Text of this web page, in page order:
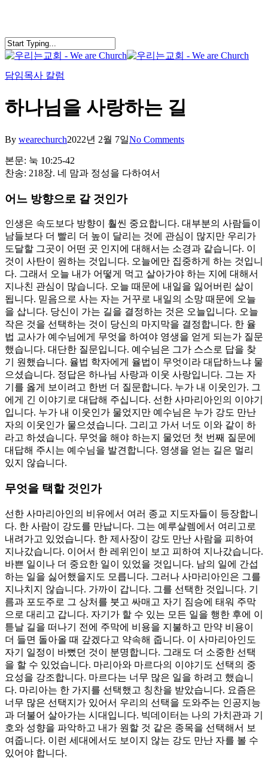
content
담임목사 칼럼
하나님을 사랑하는 길
By wearechurch2022년 2월 7일No Comments
본문: 눅 10:25-42
찬송: 218장. 네 맘과 정성을 다하여서
어느 방향으로 갈 것인가
인생은 속도보다 방향이 훨씬 중요합니다. 대부분의 사람들이
남들보다 더 빨리 더 높이 달리는 것에 관심이 많지만 우리가
도달할 그곳이 어떤 곳 인지에 대해서는 소경과 같습니다. 이
것이 사탄이 원하는 것입니다. 오늘에만 집중하게 하는 것입니
다. 그래서 오늘 내가 어떻게 먹고 살아가야 하는 지에 대해서
지나친 관심이 많습니다. 오늘 때문에 내일을 잃어버린 삶이
됩니다. 믿음으로 사는 자는 거꾸로 내일의 소망 때문에 오늘
을 삽니다. 당신이 가는 길을 결정하는 것은 오늘입니다. 오늘
작은 것을 선택하는 것이 당신의 마지막을 결정합니다. 한 율
법 교사가 예수님에게 무엇을 하여야 영생을 얻게 되는가 질문
했습니다. 대단한 질문입니다. 예수님은 그가 스스로 답을 찾
기 원했습니다. 율법 학자에게 율법이 무엇이라 대답하느냐 물
으셨습니다. 정답은 하나님 사랑과 이웃 사랑입니다. 그는 자
기를 옳게 보이려고 한번 더 질문합니다. 누가 내 이웃인가. 그
에게 긴 이야기로 대답해 주십니다. 선한 사마리아인의 이야기
입니다. 누가 내 이웃인가 물었지만 예수님은 누가 강도 만난
자의 이웃인가 물으셨습니다. 그리고 가서 너도 이와 같이 하
라고 하셨습니다. 무엇을 해야 하는지 물었던 첫 번째 질문에
대답해 주시는 예수님을 발견합니다. 영생을 얻는 길은 멀리
있지 않습니다.
무엇을 택할 것인가
선한 사마리아인의 비유에서 여러 종교 지도자들이 등장합니
다. 한 사람이 강도를 만납니다. 그는 예루살렘에서 여리고로
내려가고 있었습니다. 한 제사장이 강도 만난 사람을 피하여
지나갔습니다. 이어서 한 레위인이 보고 피하여 지나갔습니다.
바쁜 일이나 더 중요한 일이 있었을 것입니다. 남의 일에 간섭
하는 일을 싫어했을지도 모릅니다. 그러나 사마리아인은 그를
지나치지 않습니다. 가까이 갑니다. 그를 선택한 것입니다. 기
름과 포도주로 그 상처를 붓고 싸매고 자기 짐승에 태워 주막
으로 대리고 갑니다. 자기가 할 수 있는 모든 일을 행한 후에 이
튿날 길을 떠나기 전에 주막에 비용을 지불하고 만약 비용이
더 들면 돌아올 때 갚겠다고 약속해 줍니다. 이 사마리아인도
자기 일정이 바뻤던 것이 분명합니다. 그래도 더 소중한 선택
을 할 수 있었습니다. 마리아와 마르다의 이야기도 선택의 중
요성을 강조합니다. 마르다는 너무 많은 일을 하려고 했습니
다. 마리아는 한 가지를 선택했고 칭찬을 받았습니다. 요즘은
너무 많은 선택지가 있어서 우리의 선택을 도와주는 인공지능
과 더불어 살아가는 시대입니다. 빅데이터는 나의 가치관과 기
호와 성향을 파악하고 내가 원할 것 같은 종목을 선택해서 보
여줍니다. 이런 세대에서도 보이지 않는 강도 만난 자를 볼 수
있어야 합니다.